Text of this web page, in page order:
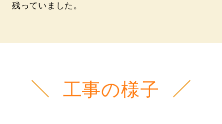
残っていました。
工事の様子